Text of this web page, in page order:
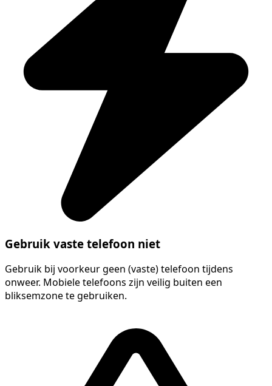
Gebruik vaste telefoon niet
Gebruik bij voorkeur geen (vaste) telefoon tijdens
onweer. Mobiele telefoons zijn veilig buiten een
bliksemzone te gebruiken.